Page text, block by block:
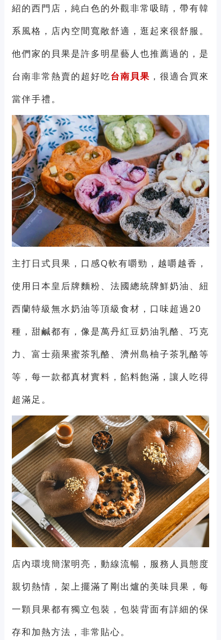
紹的西門店，純白色的外觀非常吸睛，帶有韓
系風格，店內空間寬敞舒適，逛起來很舒服。
他們家的貝果是許多明星藝人也推薦過的，是
台南非常熱賣的超好吃台南貝果 ，很適合買來
當伴手禮。
主打日式貝果，口感Q軟有嚼勁，越嚼越香，
使用日本皇后牌麵粉、法國總統牌鮮奶油、紐
西蘭特級無水奶油等頂級食材，口味超過20
種，甜鹹都有，像是萬丹紅豆奶油乳酪、巧克
力、富士蘋果蜜茶乳酪、濟州島柚子茶乳酪等
等，每一款都真材實料，餡料飽滿，讓人吃得
超滿足。
店內環境簡潔明亮，動線流暢，服務人員態度
親切熱情，架上擺滿了剛出爐的美味貝果，每
一顆貝果都有獨立包裝，包裝背面有詳細的保
存和加熱方法，非常貼心。